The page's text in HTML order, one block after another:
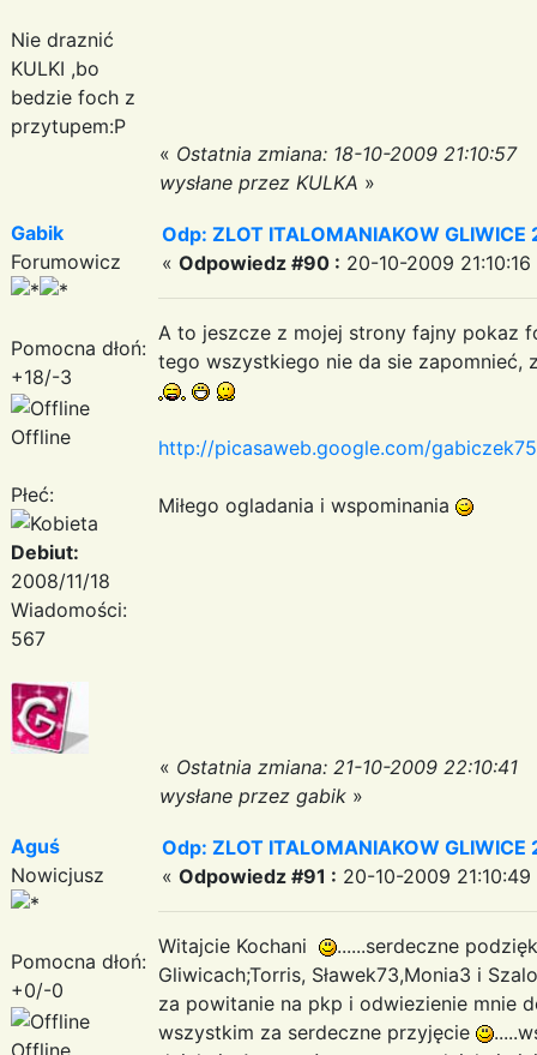
Nie draznić
KULKI ,bo
bedzie foch z
przytupem:P
« Ostatnia zmiana: 18-10-2009 21:10:57
wysłane przez KULKA »
Gabik
Forumowicz
Pomocna dłoń:
+18/-3
Offline
Płeć:
Debiut:
2008/11/18
Wiadomości:
567
Odp: ZLOT ITALOMANIAKOW
« Odpowiedz #90 : 20-10-2009 21:10:16
A to jeszcze z mojej strony fajny pokaz
tego wszystkiego nie da sie zapomnieć,
http://picasaweb.google.com/
Miłego ogladania i wspominania
« Ostatnia zmiana: 21-10-2009 22:10:41
wysłane przez gabik »
Aguś
Nowicjusz
Pomocna dłoń:
+0/-0
Offline
Odp: ZLOT ITALOMANIAKOW
« Odpowiedz #91 : 20-10-2009 21:10:49
Witajcie Kochani
......serdeczne
Gliwicach;Torris, Sławek73,Monia3 i
za powitanie na pkp i odwiezienie mnie
wszystkim za serdeczne przyjęcie